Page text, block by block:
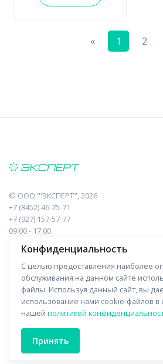
«Previous
1 2
© ООО "'ЭКСПЕРТ", 2026
+7 (8452) 46-75-71
+7 (927) 157-57-77
09:00 - 17:00
410017, Саратов, Пугачева, 10 к1, оф.23
Навигация
Прайс-лист
Отзывы
Форма связи
О
Конфиденциальность
С целью предоставления наиболее
обслуживания на данном сайте
файлы. Используя данный сайт, вы
использование нами cookie-файлов в
нашей политикой
Принять